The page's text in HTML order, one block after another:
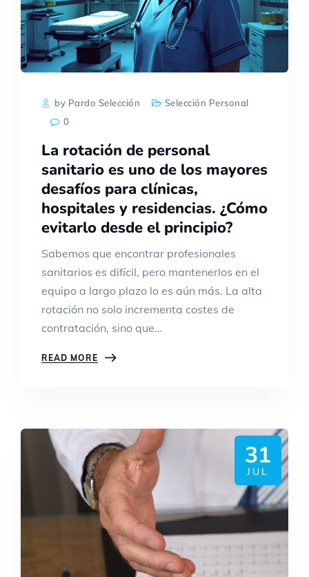
by Pardo Selección
Selección Personal
0
La rotación de personal
sanitario es uno de los mayores
desafíos para clínicas,
hospitales y residencias. ¿Cómo
evitarlo desde el principio?
Sabemos que encontrar profesionales
sanitarios es difícil, pero mantenerlos en el
equipo a largo plazo lo es aún más. La alta
rotación no solo incrementa costes de
contratación, sino que…
READ MORE
31
JUL